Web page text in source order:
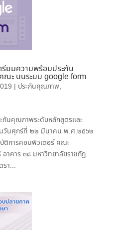
รียมความพร้อมประกัน
ะ บนระบบ google form
| ประกันคุณภาพ,
กันคุณภาพระดับหลักสูตรและ
วันศุกร์ที่ ๒๒ มีนาคม พ.ศ.๒๕๖๒
ติการคอมพิวเตอร์ คณะ
าคาร ๓๘ มหาวิทยาลัยราชภัฏ
รา...